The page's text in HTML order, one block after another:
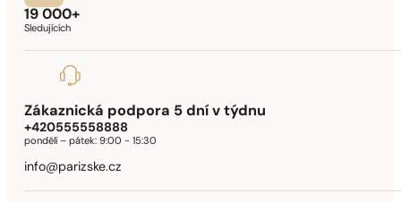
19 000+
Sledujících
Zákaznická podpora 5 dní v týdnu
+420555558888
pondělí – pátek:9:00 - 15:30
info@parizske.cz